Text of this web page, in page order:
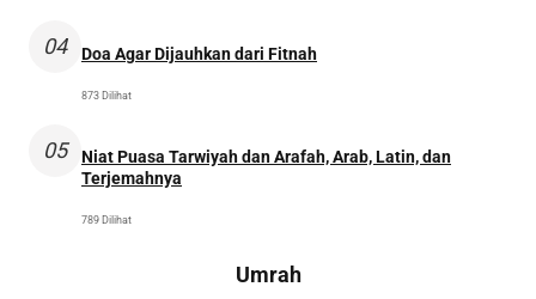
04 Doa Agar Dijauhkan dari Fitnah
873 Dilihat
05
Niat Puasa Tarwiyah dan Arafah, Arab, Latin, dan
Terjemahnya
789 Dilihat
Umrah